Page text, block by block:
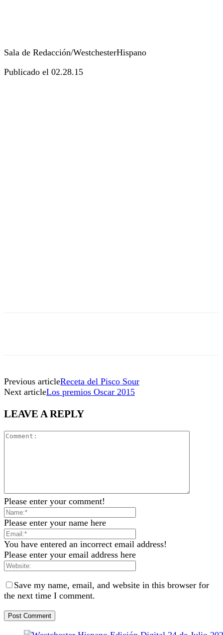
Sala de Redacción/WestchesterHispano
Publicado el 02.28.15
Previous articleReceta del Pisco Sour
Next articleLos premios Oscar 2015
LEAVE A REPLY
Please enter your comment!
Please enter your name here
You have entered an incorrect email address!
Please enter your email address here
Save my name, email, and website in this browser for
the next time I comment.